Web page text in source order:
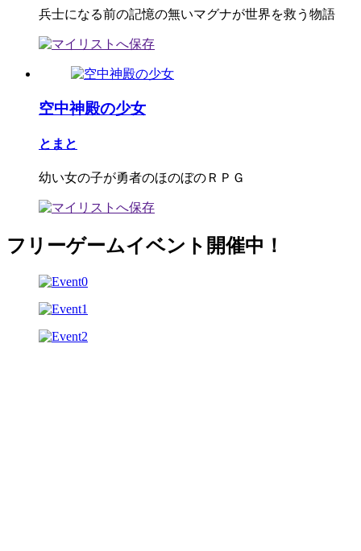
兵士になる前の記憶の無いマグナが世界を救う物語
空中神殿の少女
とまと
幼い女の子が勇者のほのぼのＲＰＧ
フリーゲームイベント開催中！